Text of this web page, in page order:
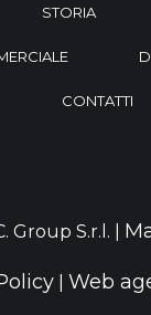
STORIA
CONTATTI
Group S.r.l. |
Web